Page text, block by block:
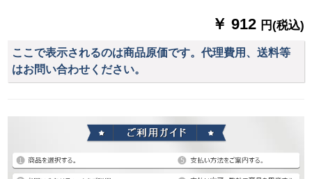
￥ 912 円(税込)
ここで表示されるのは商品原価です。代理費用、送料等
はお問い合わせください。